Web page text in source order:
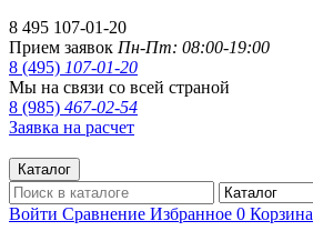
8 495 107-01-20
Прием заявок Пн-Пт: 08:00-19:00
8 (495) 107-01-20
Мы на связи со всей страной
8 (985) 467-02-54
Заявка на расчет
Каталог
Войти Сравнение Избранное 0 Корзина